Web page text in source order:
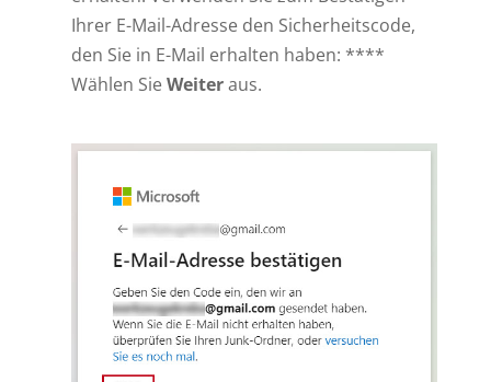
Ihrer E-Mail-Adresse den Sicherheitscode,
den Sie in E-Mail erhalten haben: ****
Wählen SieWeiteraus.